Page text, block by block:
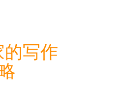
的写作